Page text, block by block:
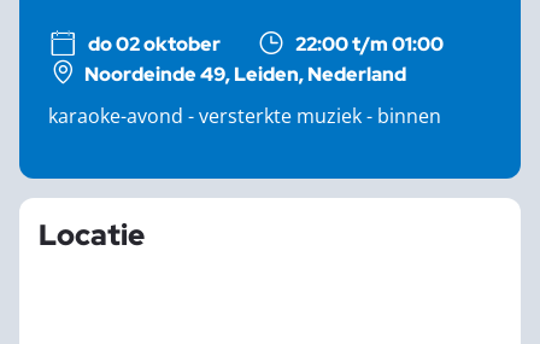
do 02 oktober
22:00 t/m 01:00
Noordeinde 49, Leiden, Nederland
karaoke-avond - versterkte muziek - binnen
Locatie